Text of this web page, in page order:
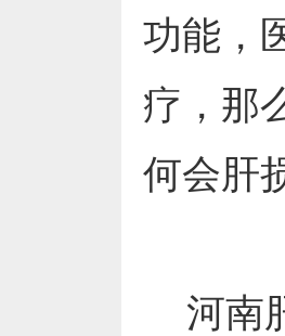
功能，
疗，那
何会肝
河南